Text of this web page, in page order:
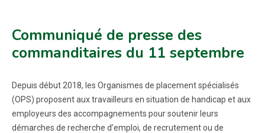
Communiqué de presse des
commanditaires du 11 septembre
Depuis début 2018, les Organismes de placement spécialisés
(OPS) proposent aux travailleurs en situation de handicap et aux
employeurs des accompagnements pour soutenir leurs
démarches de recherche d’emploi, de recrutement ou de